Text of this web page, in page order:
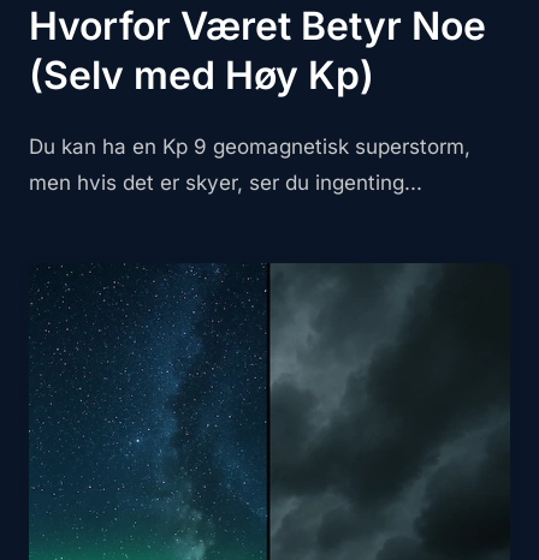
Hvorfor Været Betyr Noe
(Selv med Høy Kp)
Du kan ha en Kp 9 geomagnetisk superstorm,
men hvis det er skyer, ser du ingenting...